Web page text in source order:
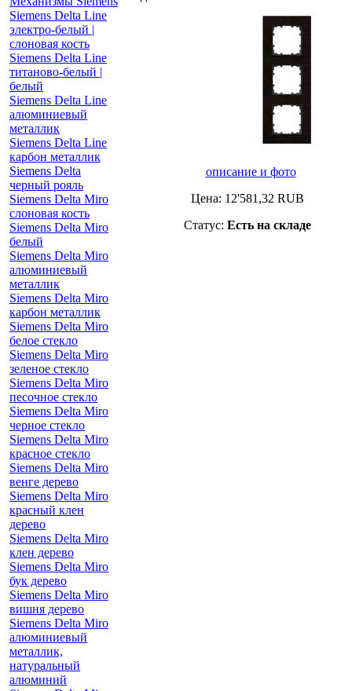
Siemens Delta Line
электро-белый |
слоновая кость
Siemens Delta Line
титаново-белый |
белый
Siemens Delta Line
алюминиевый
металлик
Siemens Delta Line
карбон металлик
Siemens Delta
черный рояль
Siemens Delta Miro
слоновая кость
Siemens Delta Miro
белый
Siemens Delta Miro
алюминиевый
металлик
Siemens Delta Miro
карбон металлик
Siemens Delta Miro
белое стекло
Siemens Delta Miro
зеленое стекло
Siemens Delta Miro
песочное стекло
Siemens Delta Miro
черное стекло
Siemens Delta Miro
красное стекло
Siemens Delta Miro
венге дерево
Siemens Delta Miro
красный клен
дерево
Siemens Delta Miro
клен дерево
Siemens Delta Miro
бук дерево
Siemens Delta Miro
вишня дерево
Siemens Delta Miro
алюминиевый
металлик,
натуральный
алюминий
описание и фото
Цена: 12'581,32 RUB
Статус: Есть на складе